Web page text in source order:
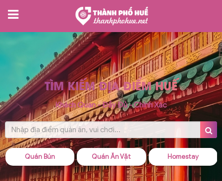
TÌM KIẾM ĐỊA ĐIỂM HUẾ
Khách Quan - Đầy Đủ - Chính Xác
Quán Ăn Vặt Homestay Quán Cháo